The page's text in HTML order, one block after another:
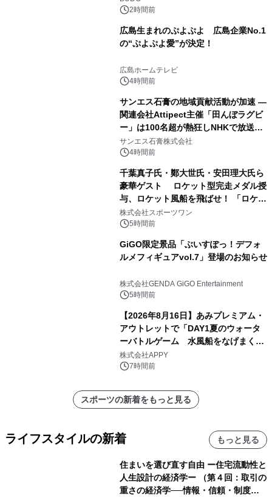
2時間前
広島生まれのぷよぷよ 広島企業No.1
の“ぷよぷよ愛”が決定！
広島ホームテレビ
4時間前
サンエス石膏の地域貢献活動が加速 ―
関連会社Attipect主催「田んぼラグビ
ー」は100名超が熱狂しNHKで放送さ
れました。
サンエス石膏株式会社
4時間前
千葉真子氏・鄭大世氏・安田理大氏ら
豪華ゲスト ロケット型完走メダル授
与、ロケット風船を飛ばせ！ 「ロケッ
トマラソン2026」開催
株式会社スポーツワン
5時間前
GiGO限定景品「ぶいすぽっ！デフォ
ルメフィギュアvol.7」登場のお知らせ
株式会社GENDA GiGO Entertainment
5時間前
【2026年8月16日】あみプレミアム・
アウトレットで「DAY1夏のウォータ
ーバトルゲーム 水風船をなげまくろ
う！」を開催
株式会社APPY
7時間前
スポーツの新着をもっと見る
ライフスタイルの新着 もっと見る
住まいを選び直す自由 ー住宅流動性と
人生設計の経済学ー （第４回：取引の
重さの経済学──情報・信頼・制度を